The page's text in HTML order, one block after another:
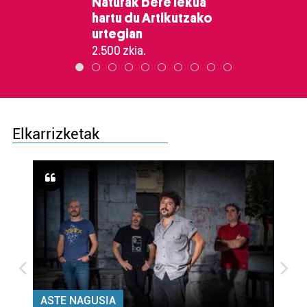
hartu du Artikutzako
urtegian
2.500 zkia.
Elkarrizketak
ASTE NAGUSIA